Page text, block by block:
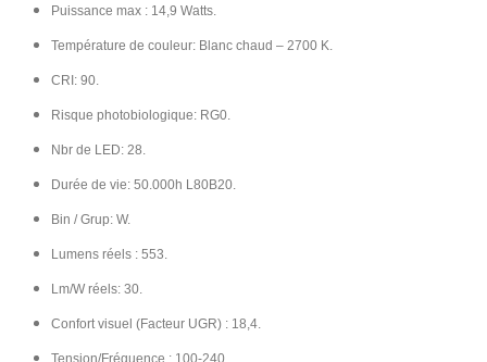
Puissance max : 14,9 Watts.
Température de couleur: Blanc chaud – 2700 K.
CRI: 90.
Risque photobiologique: RG0.
Nbr de LED: 28.
Durée de vie: 50.000h L80B20.
Bin / Grup: W.
Lumens réels : 553.
Lm/W réels: 30.
Confort visuel (Facteur UGR) : 18,4.
Tension/Fréquence : 100-240.